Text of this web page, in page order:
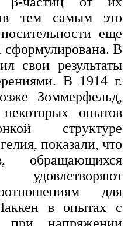
тем самым это
еще
сформулирована. В
свои результаты
В 1914 г.
Зоммерфельд,
опытов
структуре
показали, что
обращающихся
для
в опытах с